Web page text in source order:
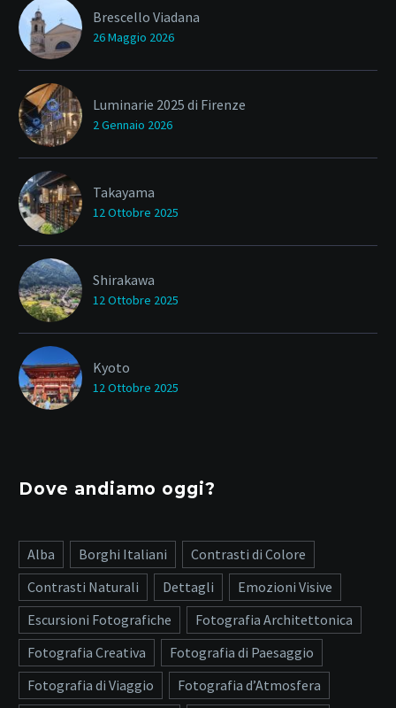
Brescello Viadana
26 Maggio 2026
Luminarie 2025 di Firenze
2 Gennaio 2026
Takayama
12 Ottobre 2025
Shirakawa
12 Ottobre 2025
Kyoto
12 Ottobre 2025
Dove andiamo oggi?
Alba Borghi Italiani
Contrasti di Colore
Contrasti Naturali
Dettagli
Emozioni Visive
Escursioni Fotografiche
Fotografia Architettonica
Fotografia Creativa
Fotografia di Paesaggio
Fotografia di Viaggio
Fotografia d’Atmosfera